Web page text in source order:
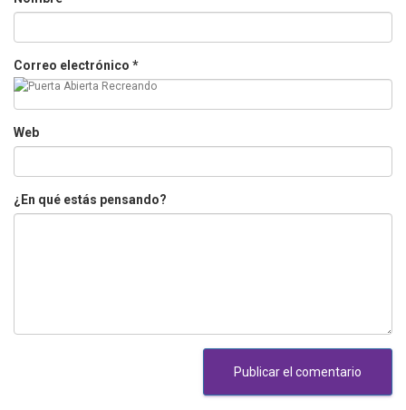
Correo electrónico *
Web
¿En qué estás pensando?